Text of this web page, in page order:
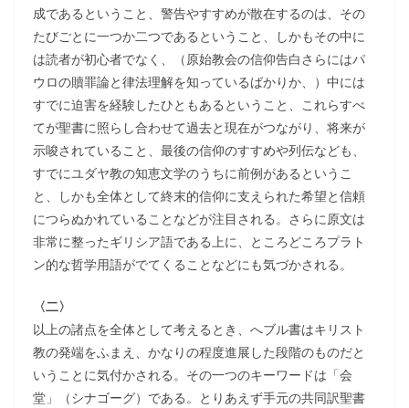
成であるということ、警告やすすめが散在するのは、その
たびごとに一つか二つであるということ、しかもその中に
は読者が初心者でなく、（原始教会の信仰告白さらにはパ
ウロの贖罪論と律法理解を知っているばかりか、）中には
すでに迫害を経験したひともあるということ、これらすべ
てが聖書に照らし合わせて過去と現在がつながり、将来が
示唆されていること、最後の信仰のすすめや列伝なども、
すでにユダヤ教の知恵文学のうちに前例があるというこ
と、しかも全体として終末的信仰に支えられた希望と信頼
につらぬかれていることなどが注目される。さらに原文は
非常に整ったギリシア語である上に、ところどころプラト
ン的な哲学用語がでてくることなどにも気づかされる。
〈二〉
以上の諸点を全体として考えるとき、へブル書はキリスト
教の発端をふまえ、かなりの程度進展した段階のものだと
いうことに気付かされる。その一つのキーワードは「会
堂」（シナゴーグ）である。とりあえず手元の共同訳聖書